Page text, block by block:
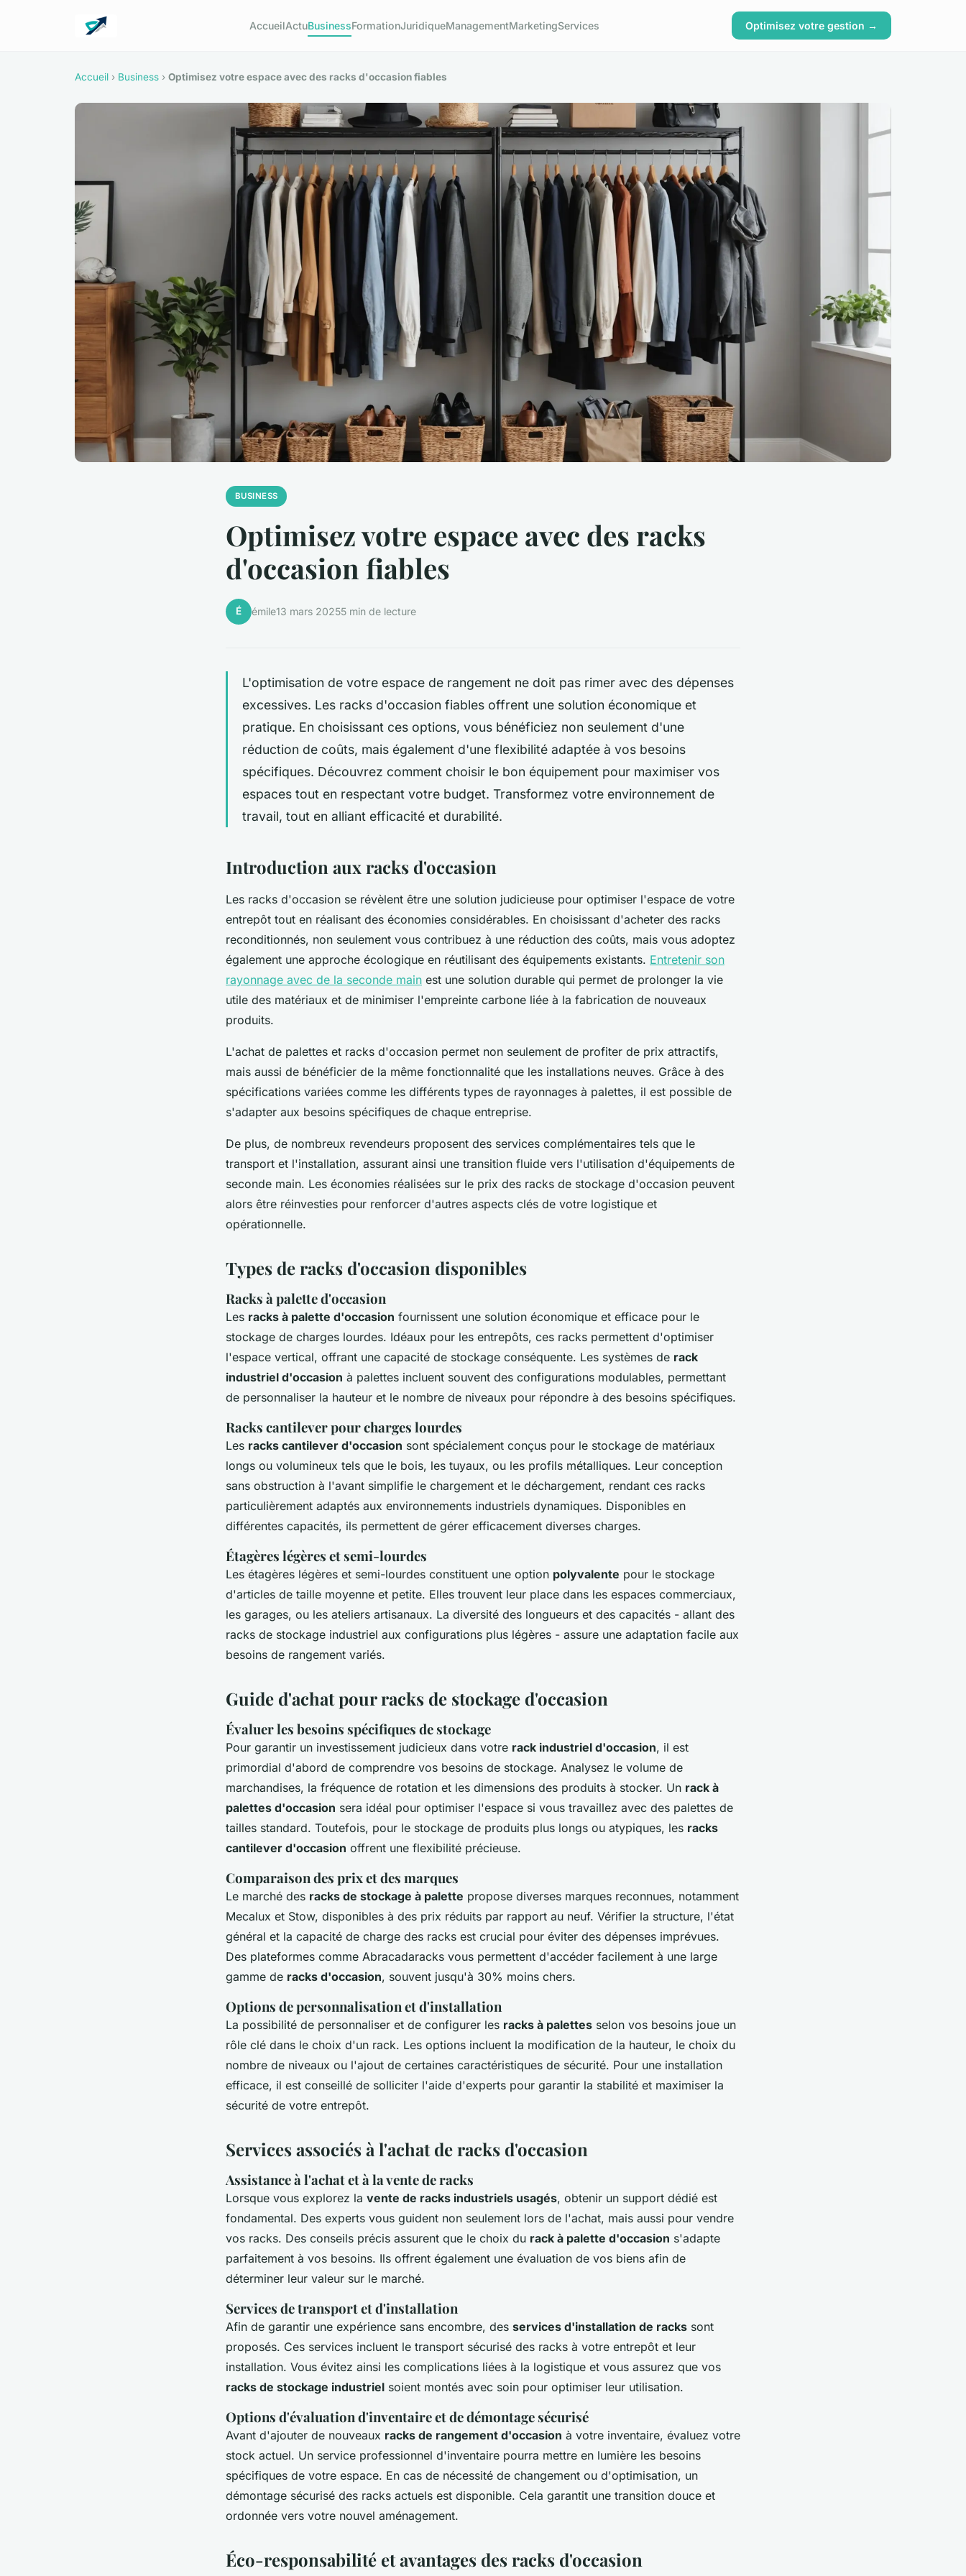
AccueilActuBusinessFormationJuridiqueManagementMarketingServices Optimisez votre gestion →
Accueil › Business › Optimisez votre espace avec des racks d'occasion fiables
BUSINESS
Optimisez votre espace avec des racks
d'occasion fiables
É émile13 mars 20255 min de lecture
L'optimisation de votre espace de rangement ne doit pas rimer avec des dépenses
excessives. Les racks d'occasion fiables offrent une solution économique et
pratique. En choisissant ces options, vous bénéficiez non seulement d'une
réduction de coûts, mais également d'une flexibilité adaptée à vos besoins
spécifiques. Découvrez comment choisir le bon équipement pour maximiser vos
espaces tout en respectant votre budget. Transformez votre environnement de
travail, tout en alliant efficacité et durabilité.
Introduction aux racks d'occasion
Les racks d'occasion se révèlent être une solution judicieuse pour optimiser l'espace de votre
entrepôt tout en réalisant des économies considérables. En choisissant d'acheter des racks
reconditionnés, non seulement vous contribuez à une réduction des coûts, mais vous adoptez
également une approche écologique en réutilisant des équipements existants. Entretenir son
rayonnage avec de la seconde main est une solution durable qui permet de prolonger la vie
utile des matériaux et de minimiser l'empreinte carbone liée à la fabrication de nouveaux
produits.
L'achat de palettes et racks d'occasion permet non seulement de profiter de prix attractifs,
mais aussi de bénéficier de la même fonctionnalité que les installations neuves. Grâce à des
spécifications variées comme les différents types de rayonnages à palettes, il est possible de
s'adapter aux besoins spécifiques de chaque entreprise.
De plus, de nombreux revendeurs proposent des services complémentaires tels que le
transport et l'installation, assurant ainsi une transition fluide vers l'utilisation d'équipements de
seconde main. Les économies réalisées sur le prix des racks de stockage d'occasion peuvent
alors être réinvesties pour renforcer d'autres aspects clés de votre logistique et
opérationnelle.
Types de racks d'occasion disponibles
Racks à palette d'occasion
Les racks à palette d'occasion fournissent une solution économique et efficace pour le
stockage de charges lourdes. Idéaux pour les entrepôts, ces racks permettent d'optimiser
l'espace vertical, offrant une capacité de stockage conséquente. Les systèmes de rack
industriel d'occasion à palettes incluent souvent des configurations modulables, permettant
de personnaliser la hauteur et le nombre de niveaux pour répondre à des besoins spécifiques.
Racks cantilever pour charges lourdes
Les racks cantilever d'occasion sont spécialement conçus pour le stockage de matériaux
longs ou volumineux tels que le bois, les tuyaux, ou les profils métalliques. Leur conception
sans obstruction à l'avant simplifie le chargement et le déchargement, rendant ces racks
particulièrement adaptés aux environnements industriels dynamiques. Disponibles en
différentes capacités, ils permettent de gérer efficacement diverses charges.
Étagères légères et semi-lourdes
Les étagères légères et semi-lourdes constituent une option polyvalente pour le stockage
d'articles de taille moyenne et petite. Elles trouvent leur place dans les espaces commerciaux,
les garages, ou les ateliers artisanaux. La diversité des longueurs et des capacités - allant des
racks de stockage industriel aux configurations plus légères - assure une adaptation facile aux
besoins de rangement variés.
Guide d'achat pour racks de stockage d'occasion
Évaluer les besoins spécifiques de stockage
Pour garantir un investissement judicieux dans votre rack industriel d'occasion, il est
primordial d'abord de comprendre vos besoins de stockage. Analysez le volume de
marchandises, la fréquence de rotation et les dimensions des produits à stocker. Un rack à
palettes d'occasion sera idéal pour optimiser l'espace si vous travaillez avec des palettes de
tailles standard. Toutefois, pour le stockage de produits plus longs ou atypiques, les racks
cantilever d'occasion offrent une flexibilité précieuse.
Comparaison des prix et des marques
Le marché des racks de stockage à palette propose diverses marques reconnues, notamment
Mecalux et Stow, disponibles à des prix réduits par rapport au neuf. Vérifier la structure, l'état
général et la capacité de charge des racks est crucial pour éviter des dépenses imprévues.
Des plateformes comme Abracadaracks vous permettent d'accéder facilement à une large
gamme de racks d'occasion, souvent jusqu'à 30% moins chers.
Options de personnalisation et d'installation
La possibilité de personnaliser et de configurer les racks à palettes selon vos besoins joue un
rôle clé dans le choix d'un rack. Les options incluent la modification de la hauteur, le choix du
nombre de niveaux ou l'ajout de certaines caractéristiques de sécurité. Pour une installation
efficace, il est conseillé de solliciter l'aide d'experts pour garantir la stabilité et maximiser la
sécurité de votre entrepôt.
Services associés à l'achat de racks d'occasion
Assistance à l'achat et à la vente de racks
Lorsque vous explorez la vente de racks industriels usagés, obtenir un support dédié est
fondamental. Des experts vous guident non seulement lors de l'achat, mais aussi pour vendre
vos racks. Des conseils précis assurent que le choix du rack à palette d'occasion s'adapte
parfaitement à vos besoins. Ils offrent également une évaluation de vos biens afin de
déterminer leur valeur sur le marché.
Services de transport et d'installation
Afin de garantir une expérience sans encombre, des services d'installation de racks sont
proposés. Ces services incluent le transport sécurisé des racks à votre entrepôt et leur
installation. Vous évitez ainsi les complications liées à la logistique et vous assurez que vos
racks de stockage industriel soient montés avec soin pour optimiser leur utilisation.
Options d'évaluation d'inventaire et de démontage sécurisé
Avant d'ajouter de nouveaux racks de rangement d'occasion à votre inventaire, évaluez votre
stock actuel. Un service professionnel d'inventaire pourra mettre en lumière les besoins
spécifiques de votre espace. En cas de nécessité de changement ou d'optimisation, un
démontage sécurisé des racks actuels est disponible. Cela garantit une transition douce et
ordonnée vers votre nouvel aménagement.
Éco-responsabilité et avantages des racks d'occasion